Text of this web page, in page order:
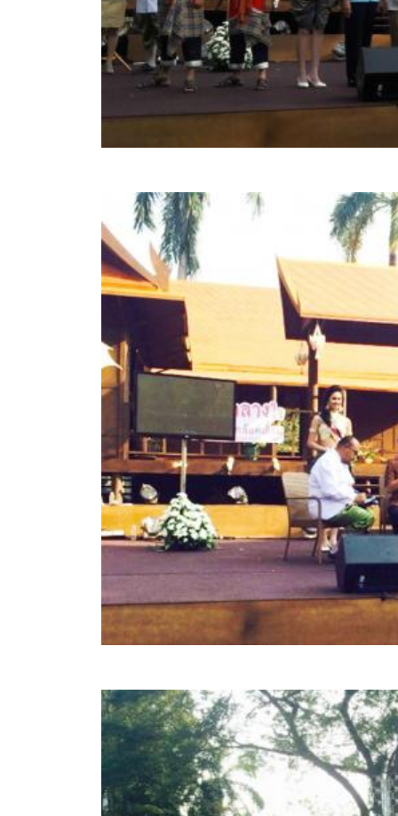
สรุปผลการดำเนินงานจัดซื้อจัดจ้างในรอบเดือน (สข
ประกาศผู้ชนะการเสนอราคา
ประกาศราคากลาง
ยกเลิกประกาศเชิญชวน
ยกเลิกประกาศผู้ชนะ
เปลี่ยนแปลงประกาศผู้ชนะ
เปลี่ยนแปลงประกาศเชิญชวน
ประกาศขายทอดตลาดทรัพย์สินประจำปี
ประกาศกำหนดอายุการใช้งานของสินทรัพย์ขององ
คู่มือการปฏิบัติงานฝ่ายทะเบียนพัสดุและทรัพย์สิน
การประเมินความพึงพอใจของการดำเนินงาน อบจ.
ขั้นตอนและวิธีการชำระภาษีฯ
การบริการแบบเบ็ดเสร็จ (One Stop Service)
หนังสือสั่งการ